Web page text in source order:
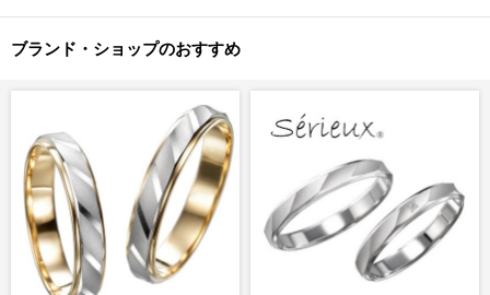
ブランド・ショップのおすすめ